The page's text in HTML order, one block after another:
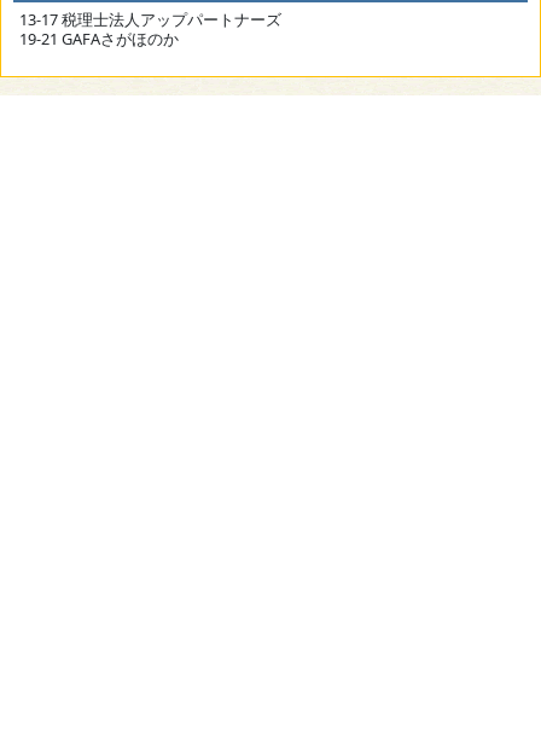
13-17 税理士法人アップパートナーズ
19-21 GAFAさがほのか